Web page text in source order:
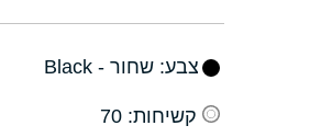
צבע: שחור - Black
קשיחות: 70